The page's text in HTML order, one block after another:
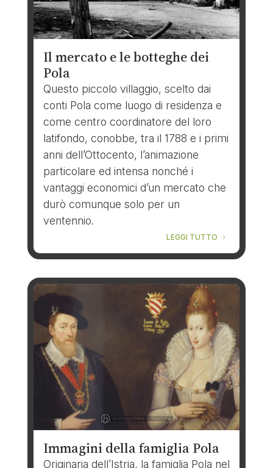
Il mercato e le botteghe dei
Pola
Questo piccolo villaggio, scelto dai
conti Pola come luogo di residenza e
come centro coordinatore del loro
latifondo, conobbe, tra il 1788 e i primi
anni dell’Ottocento, l’animazione
particolare ed intensa nonché i
vantaggi economici d’un mercato che
durò comunque solo per un
ventennio.
LEGGI TUTTO
Immagini della famiglia Pola
Originaria dell’Istria, la famiglia Pola nel